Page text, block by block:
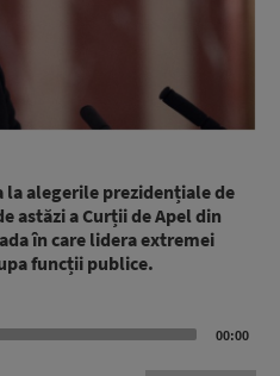
la alegerile prezidențiale de
astăzi a Curții de Apel din
în care lidera extremei
funcții publice.
00:00